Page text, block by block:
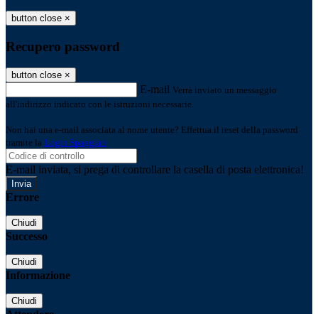
button close ×
Recupero password
button close ×
E-mail Verrà inviato un messaggio
all'indirizzo indicato con le istruzioni necessarie.
Non hai una e-mail associata al nome utente? Effettua il reset della password
tramite la Login Spaggiari
E-mail inviata, si prega di controllare la casella di posta elettronica!
Errore
Chiudi
Successo
Chiudi
Informazione
Chiudi